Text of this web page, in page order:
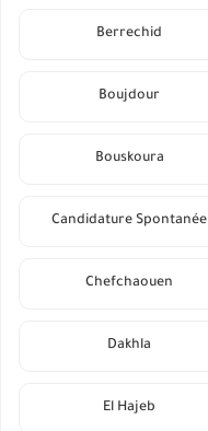
Berrechid
Boujdour
Bouskoura
Candidature Spontanée
Chefchaouen
Dakhla
El Hajeb